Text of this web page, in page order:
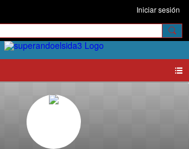
Iniciar sesión